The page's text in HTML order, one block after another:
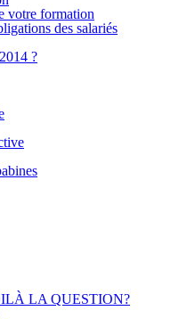
votre formation
des salariés
?
LA QUESTION?